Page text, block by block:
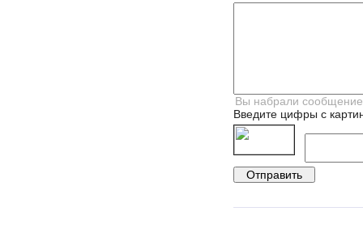
Введите цифры с